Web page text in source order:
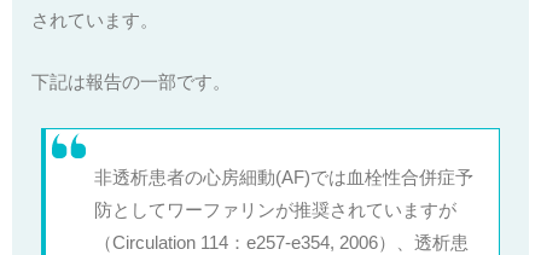
されています。
下記は報告の一部です。
非透析患者の心房細動(AF)では血栓性合併症予
防としてワーファリンが推奨されていますが
（Circulation 114：e257-e354, 2006）、透析患